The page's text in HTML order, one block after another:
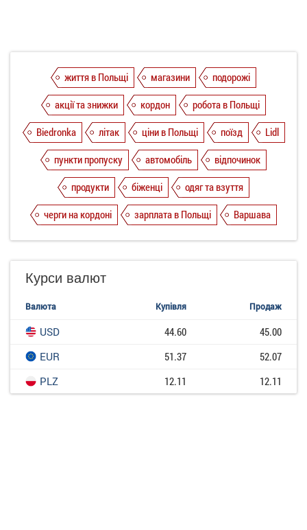
життя в Польщі магазини
подорожі
акції та знижки
кордон
робота в Польщі
Biedronka
літак ціни в Польщі поїзд
Lidl
пункти пропуску
автомобіль
відпочинок
продукти
біженці
одяг та взуття
черги на кордоні
зарплата в Польщі Варшава
Курси валют
Валюта Купівля Продаж
USD 44.60
45.00
EUR
51.37
52.07
PLZ
12.11 12.11